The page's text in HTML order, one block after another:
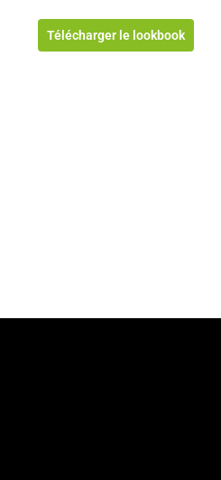
Télécharger le lookbook